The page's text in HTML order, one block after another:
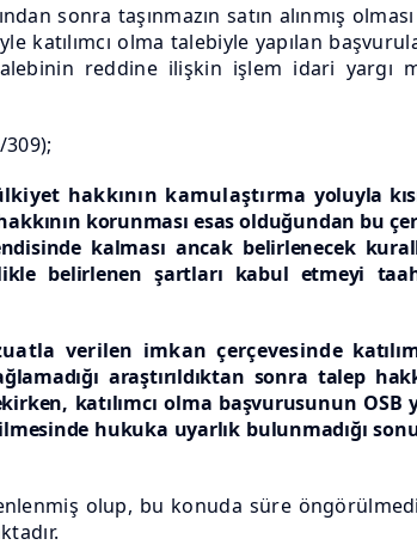
sonra taşınmazın satın alınmış
katılımcı olma talebiyle yapılan
reddine ilişkin işlem idari yargı
hakkının kamulaştırma yoluyla
korunması esas olduğundan bu
kalması ancak belirlenecek
belirlenen şartları kabul etmeyi
verilen imkan çerçevesinde
araştırıldıktan sonra talep
katılımcı olma başvurusunun
hukuka uyarlık bulunmadığı
olup, bu konuda süre